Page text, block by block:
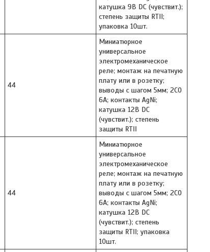
катушка 9В DC (чувствит.);
степень защиты RTII;
упаковка 10шт.
44
Миниатюрное
универсальное
электромеханическое
реле; монтаж на печатную
плату или в розетку;
выводы с шагом 5мм; 2СO
6A; контакты AgNi;
катушка 12В DC
(чувствит.); степень
защиты RTII
44
Миниатюрное
универсальное
электромеханическое
реле; монтаж на печатную
плату или в розетку;
выводы с шагом 5мм; 2СO
6A; контакты AgNi;
катушка 12В DC
(чувствит.); степень
защиты RTII; упаковка
10шт.